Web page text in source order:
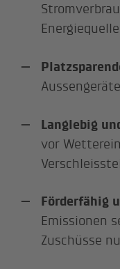
Energiequelle
Langlebig
vor
Förderfähig
Emissionen
Zuschüsse